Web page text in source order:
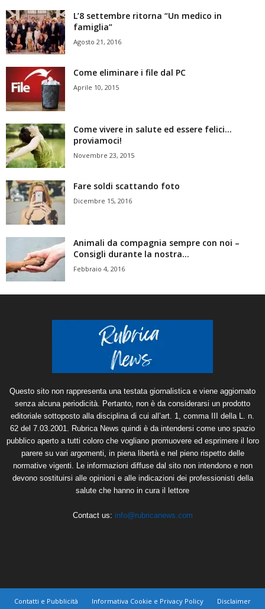
L’8 settembre ritorna “Un medico in
famiglia”
Agosto 21, 2016
Come eliminare i file dal PC
Aprile 10, 2015
Come vivere in salute ed essere felici…
proviamoci!
Novembre 23, 2015
Fare soldi scattando foto
Dicembre 15, 2016
Animali da compagnia sempre con noi –
Consigli durante la nostra...
Febbraio 4, 2016
Questo sito non rappresenta una testata giornalistica e viene aggiornato
senza alcuna periodicità. Pertanto, non è da considerarsi un prodotto
editoriale sottoposto alla disciplina di cui all’art. 1, comma III della L. n.
62 del 7.03.2001. Rubrica News quindi è da intendersi come uno spazio
pubblico aperto a tutti coloro che vogliano promuovere ed esprimere il loro
parere su vari argomenti, in piena libertà e nel pieno rispetto delle
normative vigenti. Le informazioni diffuse dal sito non intendono e non
devono sostituirsi alle opinioni e alle indicazioni dei professionisti della
salute che hanno in cura il lettore
Contact us: info@rubricanews.com
Contatti e Pubblicità Informativa Cookie e Privacy Policy Disclaimer